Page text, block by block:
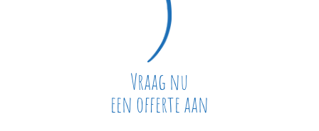
Vraag nu
een offerte aan